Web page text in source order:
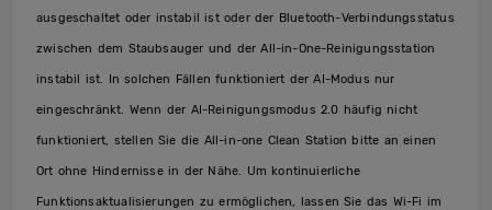
ausgeschaltet oder instabil ist oder der Bluetooth-Verbindungsstatus
zwischen dem Staubsauger und der All-in-One-Reinigungsstation
instabil ist. In solchen Fällen funktioniert der AI-Modus nur
eingeschränkt. Wenn der AI-Reinigungsmodus 2.0 häufig nicht
funktioniert, stellen Sie die All-in-one Clean Station bitte an einen
Ort ohne Hindernisse in der Nähe. Um kontinuierliche
Funktionsaktualisierungen zu ermöglichen, lassen Sie das Wi-Fi im